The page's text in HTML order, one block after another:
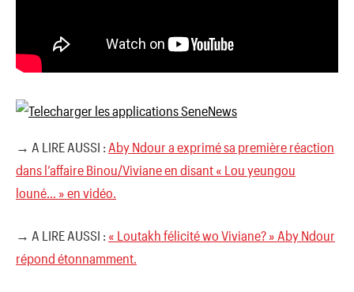
→ A LIRE AUSSI : Aby Ndour a exprimé sa première réaction
dans l’affaire Binou/Viviane en disant « Lou yeungou
louné… » en vidéo.
→ A LIRE AUSSI : « Loutakh félicité wo Viviane? » Aby Ndour
répond étonnamment.